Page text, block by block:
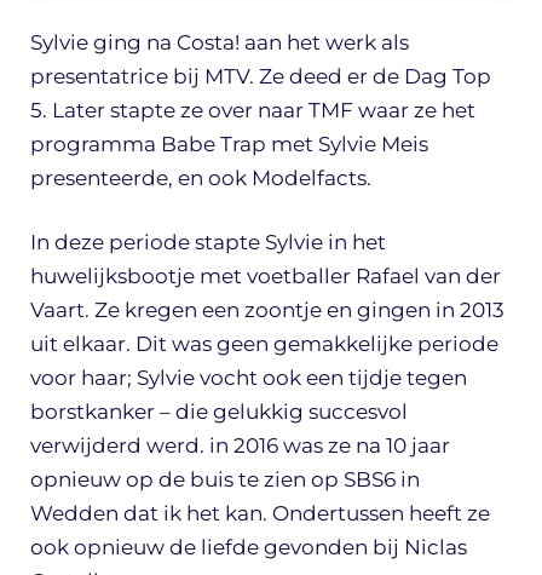
Sylvie ging na Costa! aan het werk als
presentatrice bij MTV. Ze deed er de Dag Top
5. Later stapte ze over naar TMF waar ze het
programma Babe Trap met Sylvie Meis
presenteerde, en ook Modelfacts.
In deze periode stapte Sylvie in het
huwelijksbootje met voetballer Rafael van der
Vaart. Ze kregen een zoontje en gingen in 2013
uit elkaar. Dit was geen gemakkelijke periode
voor haar; Sylvie vocht ook een tijdje tegen
borstkanker – die gelukkig succesvol
verwijderd werd. in 2016 was ze na 10 jaar
opnieuw op de buis te zien op SBS6 in
Wedden dat ik het kan. Ondertussen heeft ze
ook opnieuw de liefde gevonden bij Niclas